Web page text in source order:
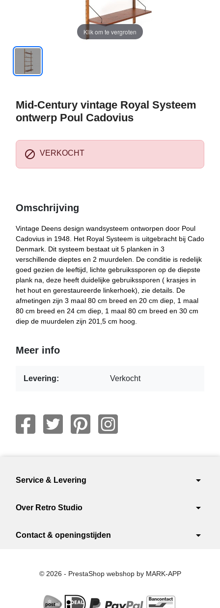
Klik om te vergroten
Mid-Century vintage Royal Systeem
ontwerp Poul Cadovius
 VERKOCHT
Omschrijving
Vintage Deens design wandsysteem ontworpen door Poul
Cadovius in 1948. Het Royal Systeem is uitgebracht bij Cado
Denmark. Dit systeem bestaat uit 5 planken in 3
verschillende dieptes en 2 muurdelen. De conditie is redelijk
goed gezien de leeftijd, lichte gebruikssporen op de diepste
plank na, deze heeft duidelijke gebruikssporen ( krasjes in
het hout en gerestaureerde linkerhoek), zie details. De
afmetingen zijn 3 maal 80 cm breed en 20 cm diep, 1 maal
80 cm breed en 24 cm diep, 1 maal 80 cm breed en 30 cm
diep de muurdelen zijn 201,5 cm hoog.
Meer info
Levering: Verkocht
Service & Levering arrow_drop_down
Over Retro Studio arrow_drop_down
Contact & openingstijden arrow_drop_down
© 2026 - PrestaShop webshop by MARK-APP